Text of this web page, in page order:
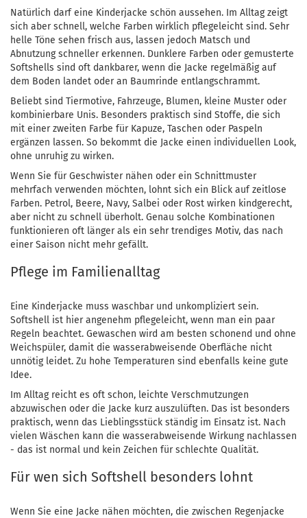
Natürlich darf eine Kinderjacke schön aussehen. Im Alltag zeigt
sich aber schnell, welche Farben wirklich pflegeleicht sind. Sehr
helle Töne sehen frisch aus, lassen jedoch Matsch und
Abnutzung schneller erkennen. Dunklere Farben oder gemusterte
Softshells sind oft dankbarer, wenn die Jacke regelmäßig auf
dem Boden landet oder an Baumrinde entlangschrammt.
Beliebt sind Tiermotive, Fahrzeuge, Blumen, kleine Muster oder
kombinierbare Unis. Besonders praktisch sind Stoffe, die sich
mit einer zweiten Farbe für Kapuze, Taschen oder Paspeln
ergänzen lassen. So bekommt die Jacke einen individuellen Look,
ohne unruhig zu wirken.
Wenn Sie für Geschwister nähen oder ein Schnittmuster
mehrfach verwenden möchten, lohnt sich ein Blick auf zeitlose
Farben. Petrol, Beere, Navy, Salbei oder Rost wirken kindgerecht,
aber nicht zu schnell überholt. Genau solche Kombinationen
funktionieren oft länger als ein sehr trendiges Motiv, das nach
einer Saison nicht mehr gefällt.
Pflege im Familienalltag
Eine Kinderjacke muss waschbar und unkompliziert sein.
Softshell ist hier angenehm pflegeleicht, wenn man ein paar
Regeln beachtet. Gewaschen wird am besten schonend und ohne
Weichspüler, damit die wasserabweisende Oberfläche nicht
unnötig leidet. Zu hohe Temperaturen sind ebenfalls keine gute
Idee.
Im Alltag reicht es oft schon, leichte Verschmutzungen
abzuwischen oder die Jacke kurz auszulüften. Das ist besonders
praktisch, wenn das Lieblingsstück ständig im Einsatz ist. Nach
vielen Wäschen kann die wasserabweisende Wirkung nachlassen
- das ist normal und kein Zeichen für schlechte Qualität.
Für wen sich Softshell besonders lohnt
Wenn Sie eine Jacke nähen möchten, die zwischen Regenjacke